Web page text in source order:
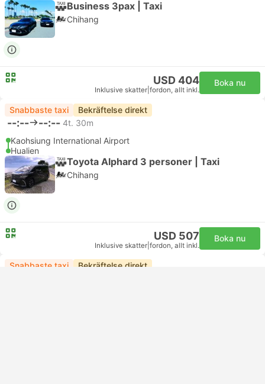
Business 3pax | Taxi
Chihang
USD 404
Inklusive skatter fordon, allt inkl.
Boka nu
Snabbaste taxi Bekräftelse direkt
--:-- --:-- 4t. 30m
Kaohsiung International Airport
Hualien
Toyota Alphard 3 personer | Taxi
Chihang
USD 507
Inklusive skatter fordon, allt inkl.
Boka nu
Snabbaste taxi Bekräftelse direkt